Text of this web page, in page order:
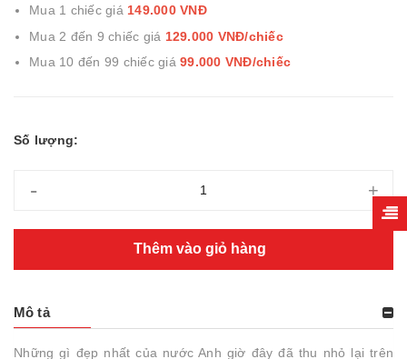
Mua 1 chiếc giá 149.000 VNĐ
Mua 2 đến 9 chiếc giá 129.000 VNĐ/chiếc
Mua 10 đến 99 chiếc giá 99.000 VNĐ/chiếc
Số lượng:
- +
Thêm vào giỏ hàng
Mô tả
Những gì đẹp nhất của nước Anh giờ đây đã thu nhỏ lại trên